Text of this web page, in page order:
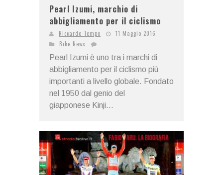
Pearl Izumi, marchio di
abbigliamento per il ciclismo
Riccardo Tempo
11 Maggio 2016
Bike News
Pearl Izumi è uno tra i marchi di
abbigliamento per il ciclismo più
importanti a livello globale. Fondato
nel 1950 dal genio del
giapponese Kinji...